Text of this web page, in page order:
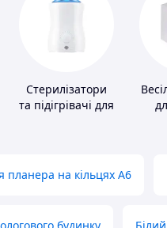
Стерилізатори
та підігрівачі для
планера на кільцях А6